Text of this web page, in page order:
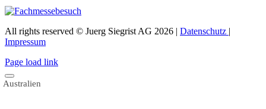
All rights reserved © Juerg Siegrist AG 2026 | Datenschutz |
Impressum
Page load link
Australien